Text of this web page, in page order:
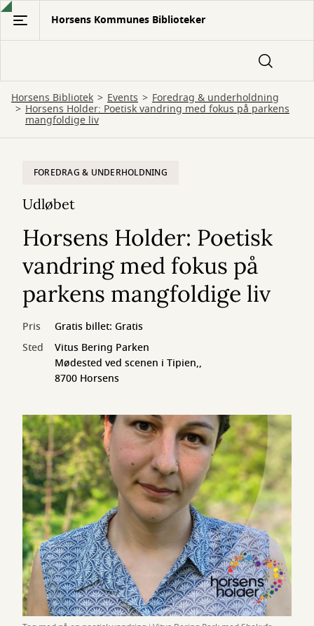
Gå
hovedindhold
Horsens Kommunes Biblioteker
Horsens Bibliotek Events Foredrag & underholdning
Horsens Holder: Poetisk vandring med fokus på parkens
mangfoldige liv
FOREDRAG & UNDERHOLDNING
Udløbet
Horsens Holder: Poetisk
vandring med fokus på
parkens mangfoldige liv
Pris
Gratis billet: Gratis
Sted
Vitus Bering Parken
Mødested ved scenen i Tipien,,
8700 Horsens